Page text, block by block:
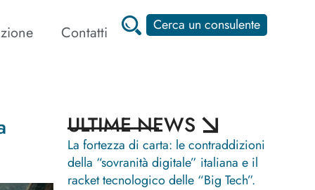
Contatti Cerca un consulente
ULTIME NEWS
La fortezza di carta: le contraddizioni
della “sovranità digitale” italiana e il
racket tecnologico delle “Big Tech”.